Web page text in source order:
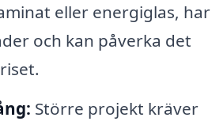
eller energiglas, har
och kan påverka det
Större projekt kräver